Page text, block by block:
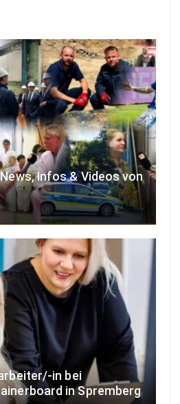
Infos & Videos von
in bei
in Spremberg